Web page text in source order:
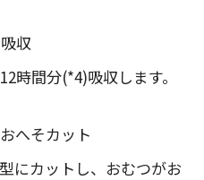
収
時間分(*4)吸収します。
へそカット
にカットし、おむつがお